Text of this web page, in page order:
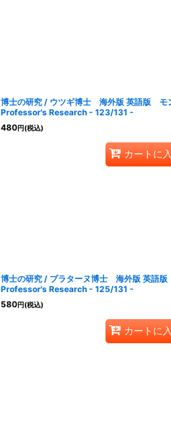
博士の研究 / ウツギ博士 海外版 英語版 モ
Professor's Research - 123/131 -
480円(税込)
カートに
博士の研究 / プラターヌ博士 海外版 英語
Professor's Research - 125/131 -
580円(税込)
カートに